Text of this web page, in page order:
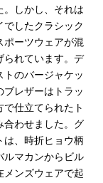
。しかし、それは
したクラシック
ポーツウェアが混
られています。デ
トのバージャケッ
ブレザーはトラッ
で仕立てられたト
合わせました。グ
は、時折ヒョウ柄
ルマカンからビル
メンズウェアで起